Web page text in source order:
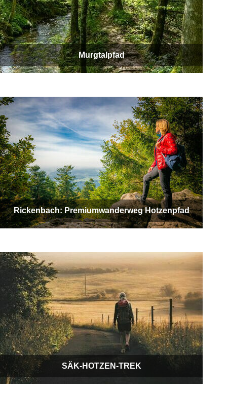
Murgtalpfad
Rickenbach: Premiumwanderweg Hotzenpfad
SÄK-HOTZEN-TREK